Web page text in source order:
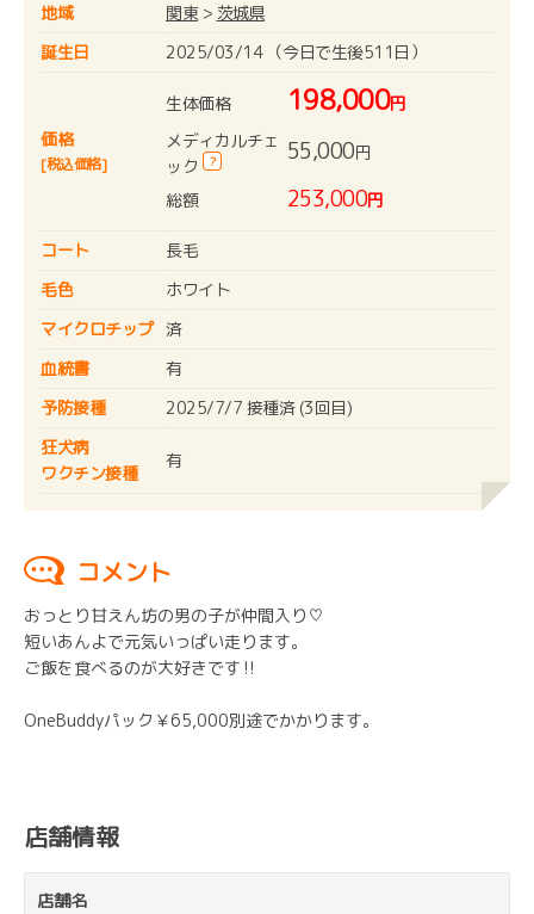
地域
関東> 茨城県
誕生日
2025/03/14 （今日で生後511日）
価格
[税込価格]
生体価格 198,000円
メディカルチェ
ック
? 55,000円
総額 253,000円
コート
長毛
毛色
ホワイト
マイクロチップ 済
血統書
有
予防接種
2025/7/7 接種済 (3回目)
狂犬病
ワクチン接種
有
コメント
おっとり甘えん坊の男の子が仲間入り♡
短いあんよで元気いっぱい走ります。
ご飯を食べるのが大好きです‼
OneBuddyパック￥65,000別途でかかります。
店舗情報
店舗名